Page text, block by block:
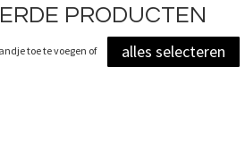
PRODUCTEN
toe te voegen of alles selecteren